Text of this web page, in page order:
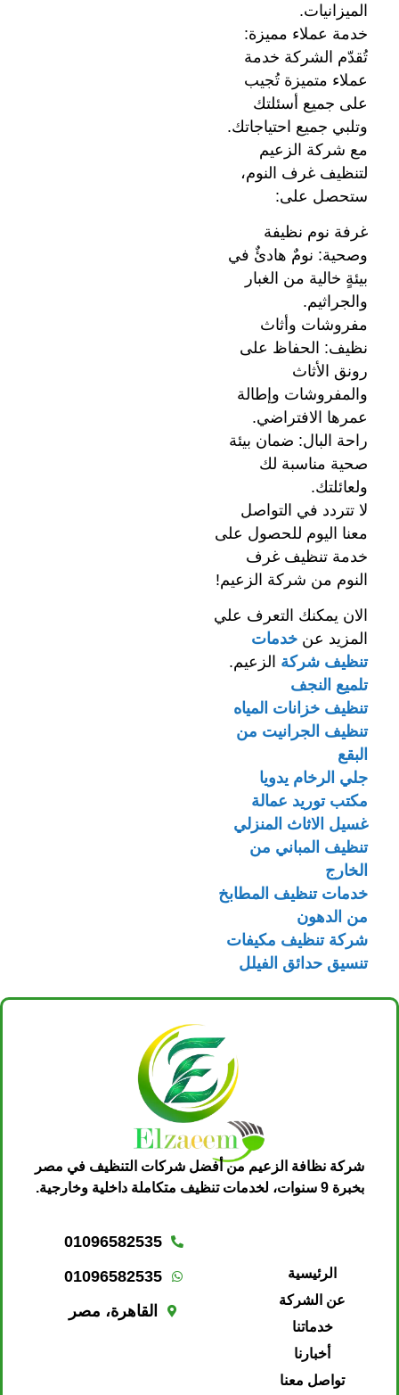
الميزانيات.
خدمة عملاء مميزة:
تُقدّم الشركة خدمة
عملاء متميزة تُجيب
على جميع أسئلتك
وتلبي جميع احتياجاتك.
مع شركة الزعيم
لتنظيف غرف النوم،
ستحصل على:
غرفة نوم نظيفة
وصحية: نومٌ هادئٌ في
بيئةٍ خالية من الغبار
والجراثيم.
مفروشات وأثاث
نظيف: الحفاظ على
رونق الأثاث
والمفروشات وإطالة
عمرها الافتراضي.
راحة البال: ضمان بيئة
صحية مناسبة لك
ولعائلتك.
لا تتردد في التواصل
معنا اليوم للحصول على
خدمة تنظيف غرف
النوم من شركة الزعيم!
الان يمكنك التعرف علي
المزيد عن خدمات
تنظيف شركة الزعيم.
تلميع النجف
تنظيف خزانات المياه
تنظيف الجرانيت من
البقع
جلي الرخام يدويا
مكتب توريد عمالة
غسيل الاثاث المنزلي
تنظيف المباني من
الخارج
خدمات تنظيف المطابخ
من الدهون
شركة تنظيف مكيفات
تنسيق حدائق الفيلل
شركة نظافة الزعيم من أفضل شركات التنظيف في مصر
بخبرة 9 سنوات، لخدمات تنظيف متكاملة داخلية وخارجية.
الرئيسية
عن الشركة
خدماتنا
أخبارنا
تواصل معنا
01096582535
01096582535
القاهرة، مصر